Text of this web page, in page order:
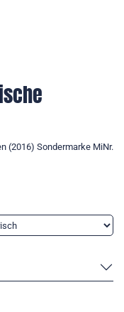
(2016) Sondermarke MiNr.